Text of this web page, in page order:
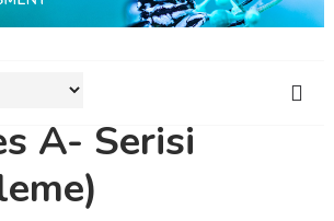
A- Serisi